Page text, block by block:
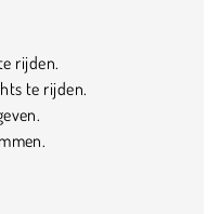
rijden.
te rijden.